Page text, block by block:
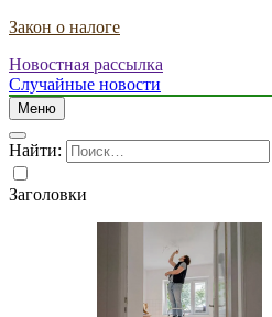
Закон о налоге
Новостная рассылка
Случайные новости
Меню
Найти:
Заголовки